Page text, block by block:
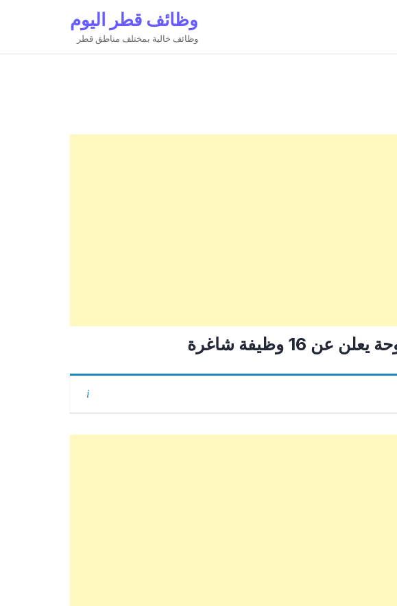
وظائف قطر اليوم
وظائف خالية بمختلف مناطق قطر
16 وظيفة شاغرة